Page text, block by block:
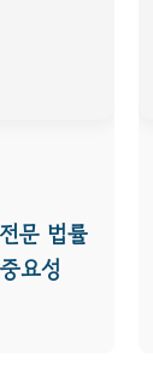
문 법률
요성